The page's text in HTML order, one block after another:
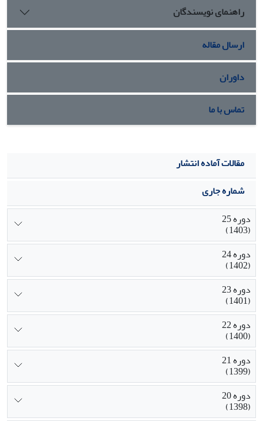
تحقیق یعنی ناکامی در امر تحقق الگویی نو از ملت­سازی انجام شده
است.
راهنمای نویسندگان
ارسال مقاله
داوران
تماس با ما
مقالات آماده انتشار
شماره جاری
دوره 25
(1403)
دوره 24
(1402)
دوره 23
(1401)
دوره 22
(1400)
دوره 21
(1399)
دوره 20
(1398)